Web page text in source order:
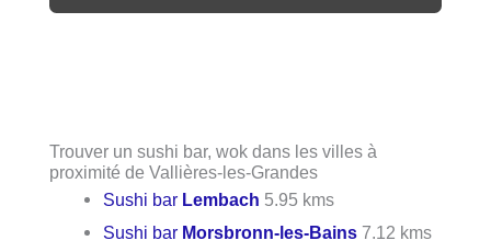
Trouver un sushi bar, wok dans les villes à
proximité de Vallières-les-Grandes
Sushi bar Lembach 5.95 kms
Sushi bar Morsbronn-les-Bains 7.12 kms